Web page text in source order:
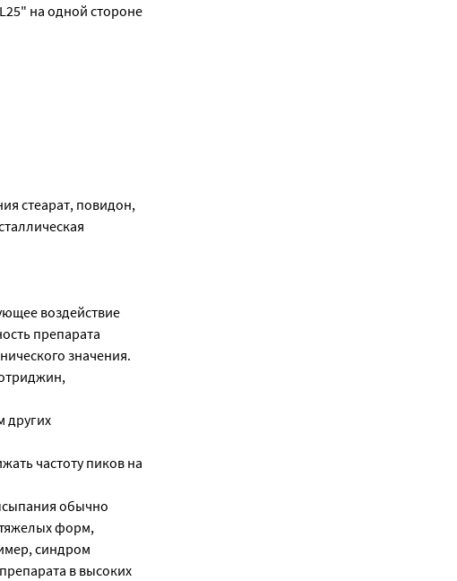
на одной стороне
стеарат, повидон,
воздействие
препарата
значения.
других
частоту пиков на
обычно
форм,
синдром
в высоких